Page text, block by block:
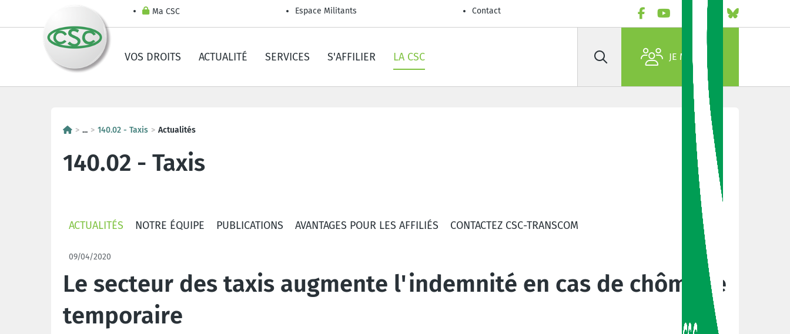
Ma CSC Espace Militants Contact
VOS DROITS ACTUALITÉ SERVICES S'AFFILIER LA CSC Rechercher JE M'AFFILIE
... 140.02 - Taxis Actualités
140.02 - Taxis
ACTUALITÉS NOTRE ÉQUIPE PUBLICATIONS AVANTAGES POUR LES AFFILIÉS CONTACTEZ CSC-TRANSCOM
09/04/2020
Le secteur des taxis augmente l'indemnité en cas de chômage
temporaire